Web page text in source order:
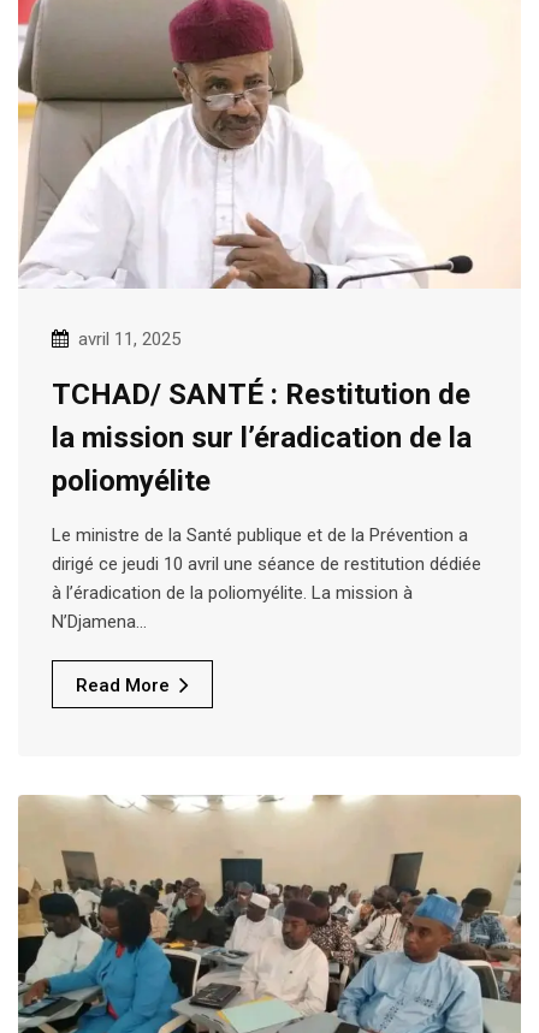
avril 11, 2025
TCHAD/ SANTÉ : Restitution de
la mission sur l’éradication de la
poliomyélite
Le ministre de la Santé publique et de la Prévention a
dirigé ce jeudi 10 avril une séance de restitution dédiée
à l’éradication de la poliomyélite. La mission à
N’Djamena…
Read More